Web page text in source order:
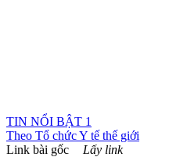
TIN NỔI BẬT 1
Theo Tổ chức Y tế thế giới
Link bài gốc
Lấy link